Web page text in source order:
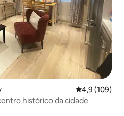
4,9 de uma
4,9 (109)
histórico da cidade